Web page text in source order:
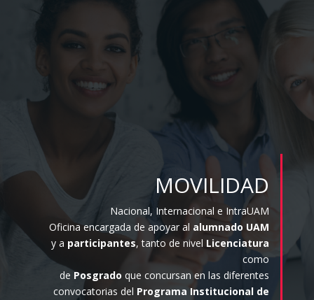
MOVILIDAD
Nacional, Internacional e IntraUAM
Oficina encargada de apoyar al alumnado UAM
y a participantes, tanto de nivel Licenciatura
como
dePosgrado que concursan en las diferentes
convocatorias del Programa Institucional de